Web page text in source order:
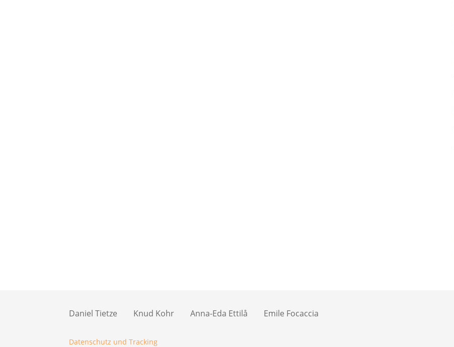
Daniel Tietze Knud Kohr Anna-Eda Ettilå Emile Focaccia
Datenschutz und Tracking